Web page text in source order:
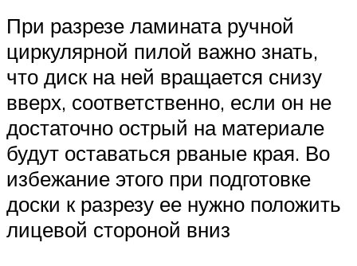
При разрезе ламината ручной
циркулярной пилой важно знать,
что диск на ней вращается снизу
вверх, соответственно, если он не
достаточно острый на материале
будут оставаться рваные края. Во
избежание этого при подготовке
доски к разрезу ее нужно положить
лицевой стороной вниз